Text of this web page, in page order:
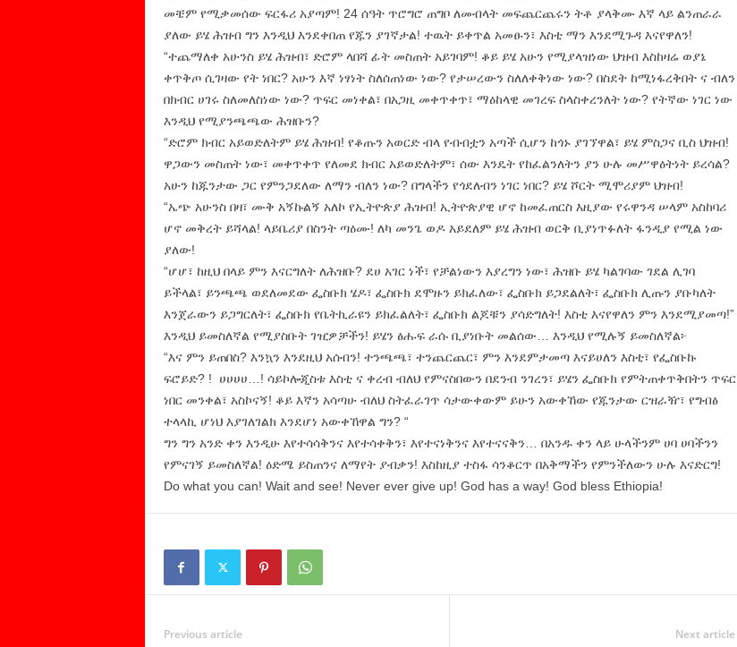
መቼም የሚቃመሰው ፍርፋሪ አያጣም! 24 ሰዓት ጥሮግሮ ጠግቦ ለመብላት መፍጨርጨሩን ትቶ ያላቅሙ እኛ ላይ ልንጠራራ
ያለው ይሄ ሕዝብ ግን እንዲህ እንደቀበጠ የጁን ያገኛታል! ተዉት ይቀጥል አመፁን፣ እስቲ ማን እንደሚጉዳ እናየዋለን!
“ተጨማለቀ አሁንስ ይሄ ሕዝብ፣ ድሮም ላበሻ ፊት መስጠት አይገባም! ቆይ ይሄ አሁን የሚያላዝነው ህዝብ እስከዛሬ ወያኔ
ቀጥቅጦ ሲገዛው የት ነበር? አሁን እኛ ነፃነት ስለሰጠነው ነው? የታሠረውን ስለለቀቅነው ነው? በስደት ከሚነፋረቅበት ና ብለን
በክብር ሀገሩ ስለመለስነው ነው? ጥፍር መነቀል፣ በአጋዚ መቀጥቀጥ፣ ማዕከላዊ መገረፍ ስላስቀረንለት ነው? የትኛው ነገር ነው
እንዲህ የሚያንጫጫው ሕዝቡን?
“ድሮም ክብር አይወድለትም ይሄ ሕዝብ! የቆጡን አወርድ ብላ የብብቷን አጣች ሲሆን ከጎኑ ያገኘዋል፣ ይሄ ምስጋና ቢስ ህዝብ!
ዋጋውን መስጠት ነው፣ መቀጥቀጥ የለመደ ክብር አይወድለትም፣ ሰው እንዴት የከፈልንለትን ያን ሁሉ መሥዋዕትነት ይረሳል?
አሁን ከጁንታው ጋር የምንጋደለው ለማን ብለን ነው? በግላችን የጎደለብን ነገር ነበር? ይሄ ሾርት ሚሞሪያም ህዝብ!
“ኤጭ አሁንስ በዛ፣ ሙቅ አኝኩልኝ አለኮ የኢትዮጵያ ሕዝብ! ኢትዮጵያዊ ሆኖ ከመፈጠርስ እዚያው የሩዋንዳ ሠላም አስከባሪ
ሆኖ መቅረት ይሻላል! ላይቤሪያ በስንት ጣዕሙ! ለካ መንጌ ወዶ አይደለም ይሄ ሕዝብ ወርቅ ቢያነጥፉለት ፋንዲያ የሚል ነው
ያለው!
“ሆሆ፣ ከዚህ በላይ ምን እናርግለት ለሕዝቡ? ደሀ አገር ነች፣ የቻልነውን እያረግን ነው፣ ሕዝቡ ይሄ ካልገባው ገደል ሊገባ
ይችላል፣ ይንጫጫ ወደለመደው ፌስቡክ ሄዶ፣ ፌስቡክ ደሞዙን ይክፈለው፣ ፌስቡክ ይጋደልለት፣ ፌስቡክ ሊጡን ያቡካለት
እንጀራውን ይጋግርለት፣ ፌስቡክ የቤትኪራዩን ይክፈልለት፣ ፌስቡክ ልጆቹን ያሳድግለት! እስቲ እናየዋለን ምን እንደሚያመጣ!”
እንዲህ ይመስለኛል የሚያስቡት ገዢዎቻችን! ይሄን ፅሑፍ ራሱ ቢያነቡት መልሰው… እንዲህ የሚሉኝ ይመስለኛል፦
“እና ምን ይጠበስ? እንኳን እንደዚህ አሰብን! ተንጫጫ፣ ተንጨርጨር፣ ምን እንደምታመጣ እናይሀለን እስቲ፣ የፌስቡኩ
ፍሮይድ? ! ሀሀሀሀ…! ሳይኮሎጂስቱ እስቲ ና ቀረብ ብለህ የምናስበውን በደንብ ንገረን፣ ይሄን ፌስቡክ የምትጠቀጥቅበትን ጥፍር
ነበር መንቀል፣ አስኮናኝ! ቆይ እኛን አሳጣሁ ብለህ ስትፈራገጥ ሳታውቀውም ይሁን አውቀኸው የጁንታው ርዝራዥ፣ የግብፅ
ተላላኪ ሆነህ እያገለገልክ እንደሆነ አውቀኸዋል ግን? “
ግን ግን አንድ ቀን እንዲሁ እየተሳሳቅንና እየተሳቀቅን፣ እየተናነቅንና እየተናናቅን… በአንዱ ቀን ላይ ሁላችንም ሀባ ሀባችንን
የምናገኝ ይመስለኛል! ዕድሜ ይስጠንና ለማየት ያብቃን! እስከዚያ ተስፋ ሳንቆርጥ በአቅማችን የምንችለውን ሁሉ እናድርግ!
Do what you can! Wait and see! Never ever give up! God has a way! God bless Ethiopia!
Previous article Next article